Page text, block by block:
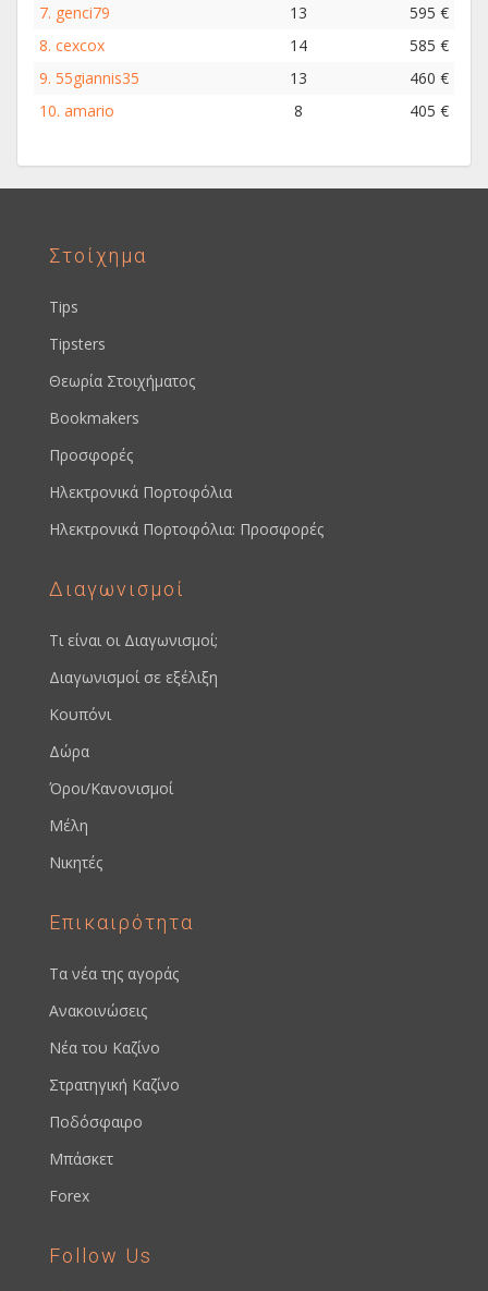
7. genci79 13
595 €
8. cexcox 14
585 €
9. 55giannis35 13
460 €
10. amario 8 405 €
Στοίχημα
Tips
Tipsters
Θεωρία Στοιχήματος
Bookmakers
Προσφορές
Ηλεκτρονικά Πορτοφόλια
Ηλεκτρονικά Πορτοφόλια: Προσφορές
Διαγωνισμοί
Τι είναι οι Διαγωνισμοί;
Διαγωνισμοί σε εξέλιξη
Κουπόνι
Δώρα
Όροι/Κανονισμοί
Μέλη
Νικητές
Επικαιρότητα
Τα νέα της αγοράς
Ανακοινώσεις
Νέα του Καζίνο
Στρατηγική Καζίνο
Ποδόσφαιρο
Μπάσκετ
Forex
Follow Us